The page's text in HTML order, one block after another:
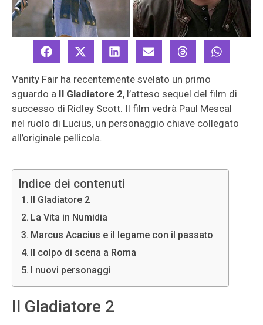
Vanity Fair ha recentemente svelato un primo
sguardo a Il Gladiatore 2, l’atteso sequel del film di
successo di Ridley Scott. Il film vedrà Paul Mescal
nel ruolo di Lucius, un personaggio chiave collegato
all’originale pellicola.
Indice dei contenuti
Il Gladiatore 2
La Vita in Numidia
Marcus Acacius e il legame con il passato
Il colpo di scena a Roma
I nuovi personaggi
Il Gladiatore 2